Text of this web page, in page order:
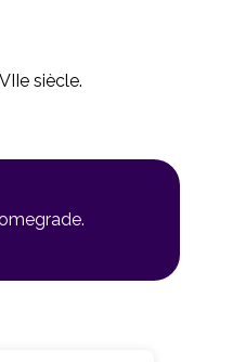
siècle.